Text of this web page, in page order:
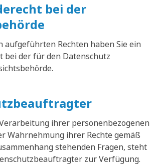
bei der
aufgeführten Rechten haben Sie ein
bei der für den Datenschutz
ihrer personenbezogenen
Wahrnehmung ihrer Rechte gemäß
stehenden Fragen, steht
zur Verfügung.